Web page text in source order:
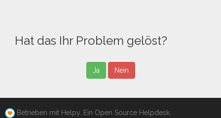
Hat das Ihr Problem gelöst?
Ja Nein
Betrieben mit Helpy. Ein Open Source Helpdesk.